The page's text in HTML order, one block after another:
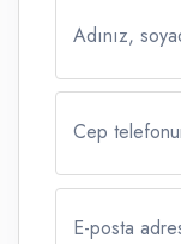
Adınız,
Cep
E-posta